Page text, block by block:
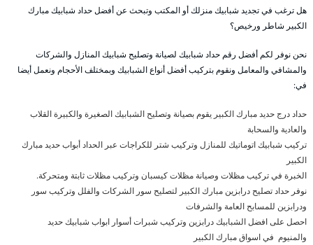
هل ترغب في تجديد شبابيك منزلك أو المكتب وتبحث عن أفضل حداد شبابيك مبارك
الكبير شاطر ورخيص؟
نحن نوفر لكم أفضل رقم حداد شبابيك لصيانة وتصليح شبابيك المنازل والشركات
والمشافي والمعامل ونقوم بتركيب أفضل أنواع الشبابيك وبمختلف الأحجام ونعمل أيضا
في:
حداد درج حديد مبارك الكبير يقوم بصيانة وتصليح الشبابيك الصغيرة والكبيرة القلاب
والعادية والسحابة
تركيب شبابيك اتوماتيك للمنازل وتركيب شتر للكراجات عبر الحداد أبواب حديد مبارك
الكبير
الخبرة في تركيب مظلات وصيانة مظلات كيسبان وتركيب مظلات ثابتة ومتحركة.
نوفر حداد تصليح درابزين مبارك الكبير لتصليح سور الشركات والفلل وتركيب سور
ودرابزين للمسابح العامة والشرفات
احصل على افضل الشبابيك درابزين وتركيب شبرات أسوار ابواب شبابيك حديد
والمنيوم في اسواق مبارك الكبير